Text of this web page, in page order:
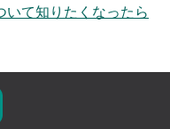
いて知りたくなったら